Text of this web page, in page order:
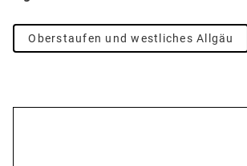
Oberstaufen und westliches Allgäu